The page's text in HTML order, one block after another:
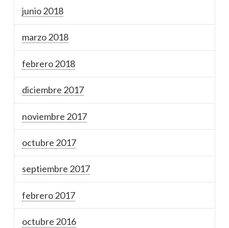
junio 2018
marzo 2018
febrero 2018
diciembre 2017
noviembre 2017
octubre 2017
septiembre 2017
febrero 2017
octubre 2016